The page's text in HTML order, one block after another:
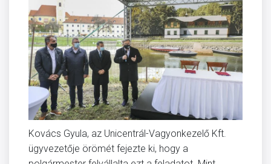
Kovács Gyula, az Unicentrál-Vagyonkezelő Kft.
ügyvezetője örömét fejezte ki, hogy a